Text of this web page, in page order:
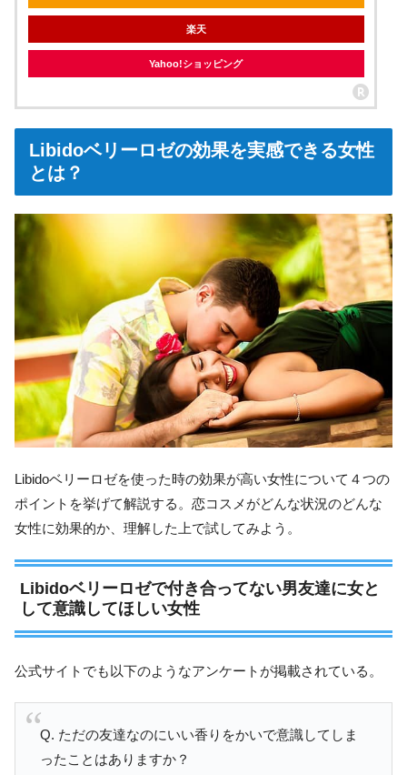
楽天
Yahoo!ショッピング
Libidoベリーロゼの効果を実感できる女性
とは？
Libidoベリーロゼを使った時の効果が高い女性について４つの
ポイントを挙げて解説する。恋コスメがどんな状況のどんな
女性に効果的か、理解した上で試してみよう。
Libidoベリーロゼで付き合ってない男友達に女と
して意識してほしい女性
公式サイトでも以下のようなアンケートが掲載されている。
Q. ただの友達なのにいい香りをかいで意識してしま
ったことはありますか？